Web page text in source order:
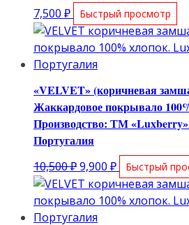
7,500 ₽ Быстрый просмотр
«VELVET» (коричневая
Жаккардовое покрывало
Производство: ТМ
Португалия
10,500₽Первоначальная
цена
составляла
10,500 ₽.
9,900 ₽Текущая
цена:
9,900 ₽.
Быстрый